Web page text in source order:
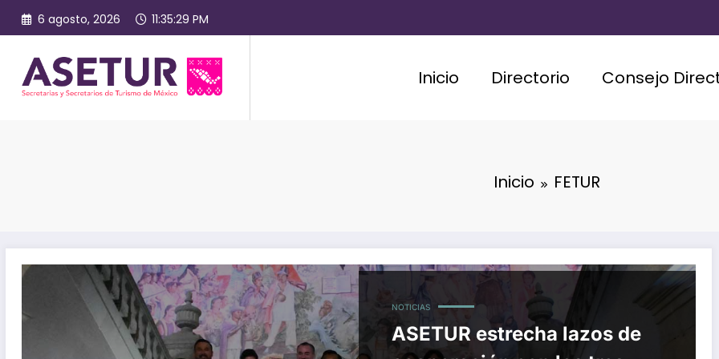
Saltar
6 agosto, 2026 11:35:29 PM
Inicio Directorio Consejo
Inicio FETUR
NOTICIAS
ASETUR estrecha lazos de